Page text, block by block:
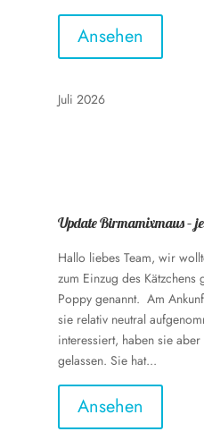
Ansehen
Juli 2026
Update Birmamixmaus –
Hallo liebes Team, wir
zum Einzug des
Poppy genannt. Am
sie relativ neutral
interessiert, haben sie
gelassen. Sie hat...
Ansehen